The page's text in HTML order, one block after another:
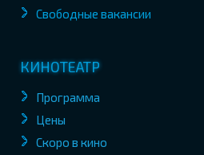
Свободные вакансии
КИНОТЕАТР
Программа
Цены
Скоро в кино